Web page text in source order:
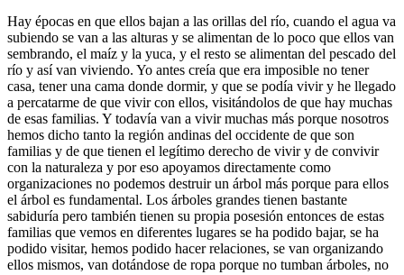
Hay épocas en que ellos bajan a las orillas del río, cuando el agua va
subiendo se van a las alturas y se alimentan de lo poco que ellos van
sembrando, el maíz y la yuca, y el resto se alimentan del pescado del
río y así van viviendo. Yo antes creía que era imposible no tener
casa, tener una cama donde dormir, y que se podía vivir y he llegado
a percatarme de que vivir con ellos, visitándolos de que hay muchas
de esas familias. Y todavía van a vivir muchas más porque nosotros
hemos dicho tanto la región andinas del occidente de que son
familias y de que tienen el legítimo derecho de vivir y de convivir
con la naturaleza y por eso apoyamos directamente como
organizaciones no podemos destruir un árbol más porque para ellos
el árbol es fundamental. Los árboles grandes tienen bastante
sabiduría pero también tienen su propia posesión entonces de estas
familias que vemos en diferentes lugares se ha podido bajar, se ha
podido visitar, hemos podido hacer relaciones, se van organizando
ellos mismos, van dotándose de ropa porque no tumban árboles, no